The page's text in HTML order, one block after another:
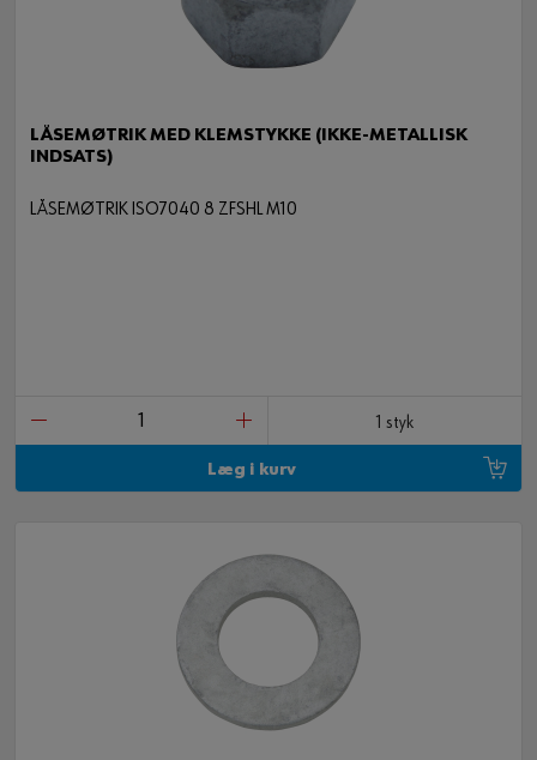
LÅSEMØTRIK MED KLEMSTYKKE (IKKE-METALLISK
INDSATS)
LÅSEMØTRIK ISO7040 8 ZFSHL M10
1 styk
Læg i kurv